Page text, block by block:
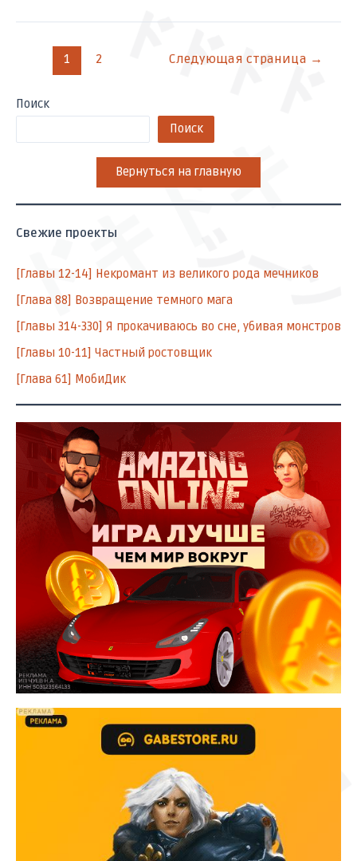
ドキドキ
バーン
ドキ
ドドドド
シーン
ズアッ
1 2 Следующая страница →
Поиск
Поиск
Вернуться на главную
Свежие проекты
[Главы 12-14] Некромант из великого рода мечников
[Глава 88] Возвращение темного мага
[Главы 314-330] Я прокачиваюсь во сне, убивая монстров
[Главы 10-11] Частный ростовщик
[Глава 61] МобиДик